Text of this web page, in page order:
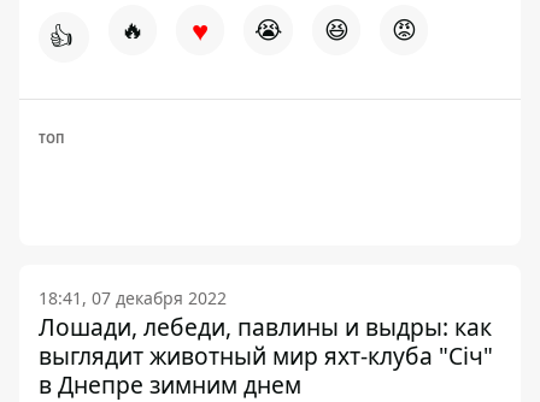
👍 🔥 ♥ 😭 😆 😡
ТОП
18:41, 07 декабря 2022
Лошади, лебеди, павлины и выдры: как
выглядит животный мир яхт-клуба "Січ"
в Днепре зимним днем